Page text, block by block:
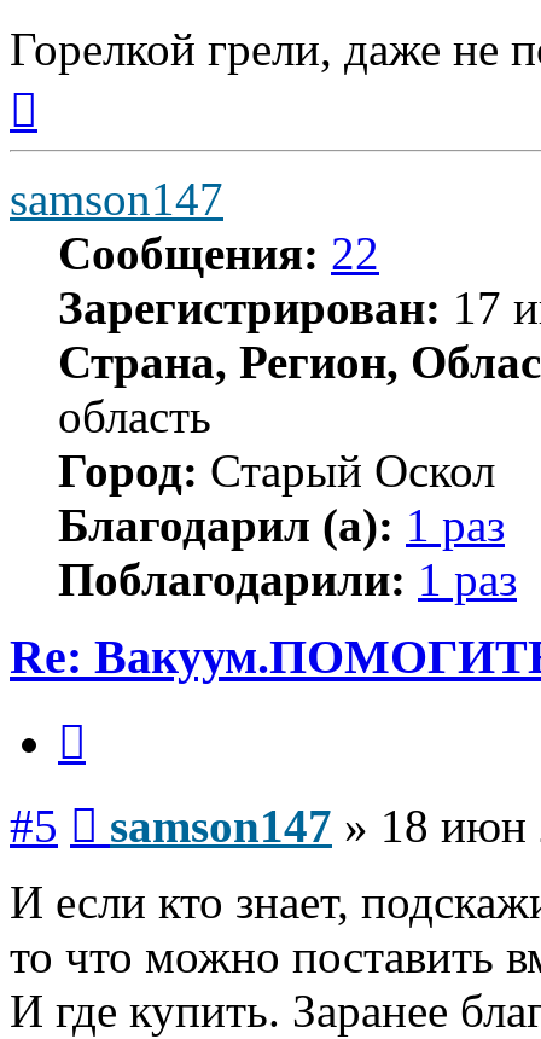
Горелкой грели, даже не
началу
samson147
Сообщения: 22
Зарегистрирован: 17
Страна, Регион,
область
Город: Старый Оскол
Благодарил (а): 1 раз
Поблагодарили: 1 раз
Re:
#5 samson147 » 18 июн
И если кто знает,
то что можно поставить
И где купить. Заранее